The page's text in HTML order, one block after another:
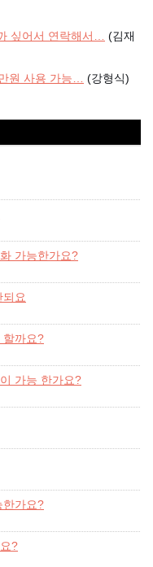
싶어서 연락해서… (김재
원 사용 가능… (강형식)
가능한가요?
요
할까요?
가능 한가요?
한가요?
?